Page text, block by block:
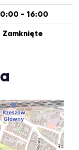
- 16:00
Zamknięte